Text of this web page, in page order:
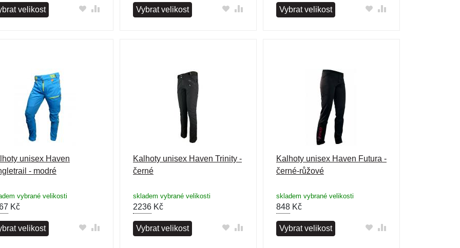
velikost Vybrat velikost Vybrat velikost
unisex Haven
- modré
vybrané velikosti
Kč
velikost
Kalhoty unisex Haven Trinity -
černé
skladem vybrané velikosti
2236Kč
Vybrat velikost
Kalhoty unisex Haven Futura -
černé-růžové
skladem vybrané velikosti
848Kč
Vybrat velikost